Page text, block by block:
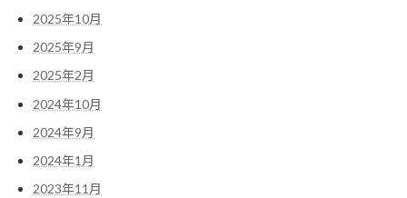
2025年10月
2025年9月
2025年2月
2024年10月
2024年9月
2024年1月
2023年11月